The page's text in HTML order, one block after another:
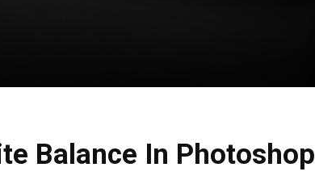
Balance In Photoshop